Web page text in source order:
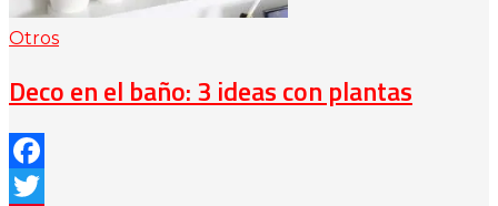
Otros
Deco en el baño: 3 ideas con plantas
Facebook